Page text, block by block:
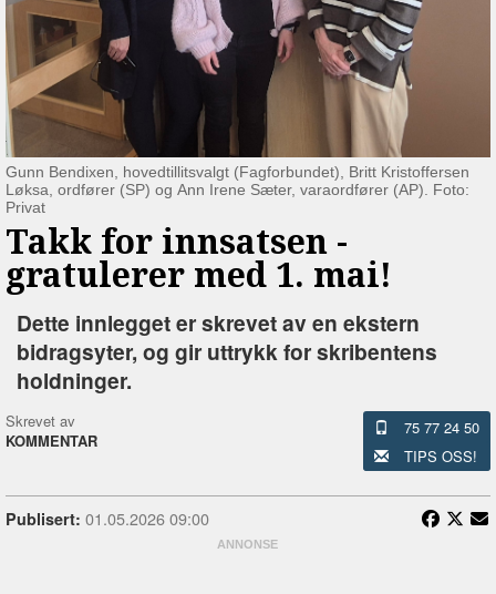
Gunn Bendixen, hovedtillitsvalgt (Fagforbundet), Britt Kristoffersen
Løksa, ordfører (SP) og Ann Irene Sæter, varaordfører (AP). Foto:
Privat
Takk for innsatsen -
gratulerer med 1. mai!
Dette innlegget er skrevet av en ekstern
bidragsyter, og gir uttrykk for skribentens
holdninger.
Skrevet av
KOMMENTAR
75 77 24 50
TIPS OSS!
Publisert: 01.05.2026 09:00